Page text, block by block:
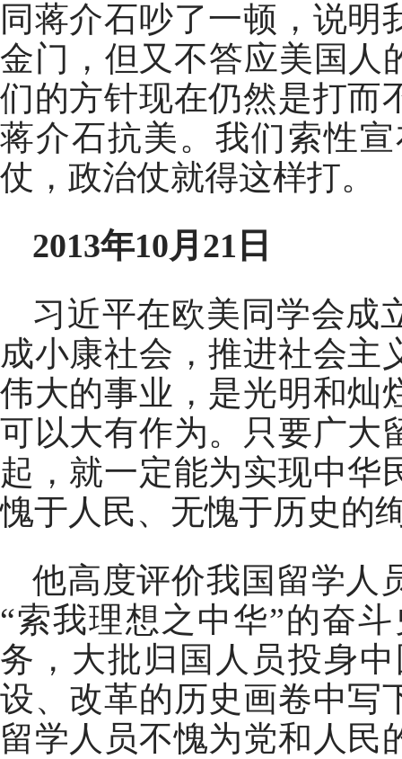
同蒋介石吵了一顿，说
金门，但又不答应美国人
们的方针现在仍然是打而
蒋介石抗美。我们索性
仗，政治仗就得这样打。
2013年10月21日
习近平在欧美同学会成
成小康社会，推进社会主
伟大的事业，是光明和灿
可以大有作为。只要广大
起，就一定能为实现中华
愧于人民、无愧于历史的
他高度评价我国留学人
“索我理想之中华”的奋
务，大批归国人员投身
设、改革的历史画卷中写
留学人员不愧为党和人民